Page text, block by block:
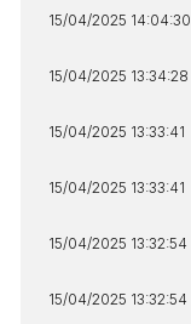
15/04/2025 14:04:30
15/04/2025 13:34:28
15/04/2025 13:33:41
15/04/2025 13:33:41
15/04/2025 13:32:54
15/04/2025 13:32:54